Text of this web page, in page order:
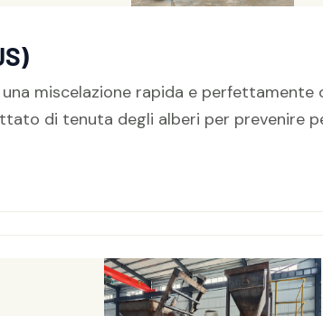
miscelazione rapida e perfettamente
di tenuta degli alberi per prevenire